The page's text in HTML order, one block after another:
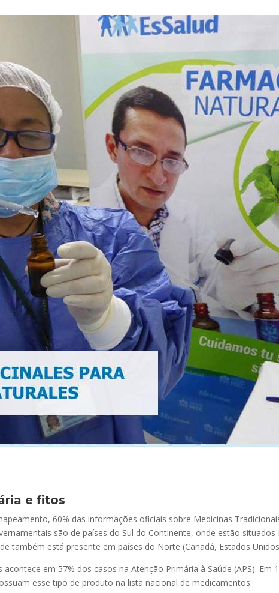
e fitos
60% das informações oficiais sobre Medicinas
são de países do Sul do Continente, onde estão
também está presente em países do Norte (Canadá, Estados
em 57% dos casos na Atenção Primária à Saúde (APS). Em
esse tipo de produto na lista nacional de medicamentos.